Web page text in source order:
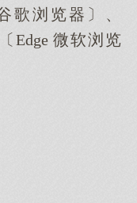
歌浏览器〕、
Edge 微软浏览